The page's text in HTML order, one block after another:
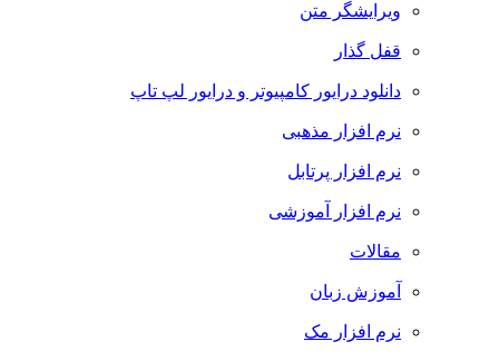
ویرایشگر متن
قفل گذار
دانلود درایور کامپیوتر و درایور لپ تاپ
نرم افزار مذهبی
نرم افزار پرتابل
نرم افزار آموزشی
مقالات
آموزش زبان
نرم افزار مک